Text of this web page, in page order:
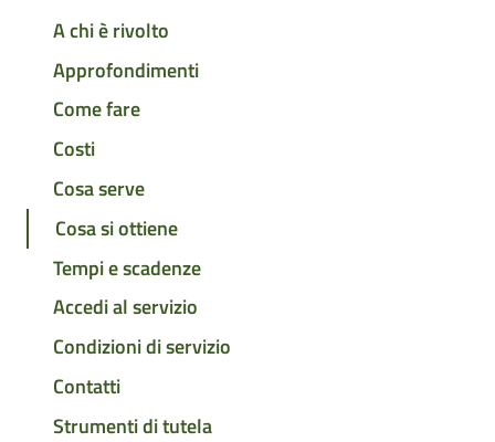
A chi è rivolto
Approfondimenti
Come fare
Costi
Cosa serve
Cosa si ottiene
Tempi e scadenze
Accedi al servizio
Condizioni di servizio
Contatti
Strumenti di tutela